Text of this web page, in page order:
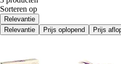
Sorteren op
Relevantie
Relevantie
Prijs oplopend Prijs